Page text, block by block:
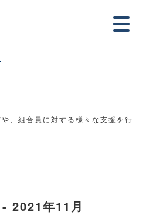
、組合員に対する様々な支援を行
2021年11月